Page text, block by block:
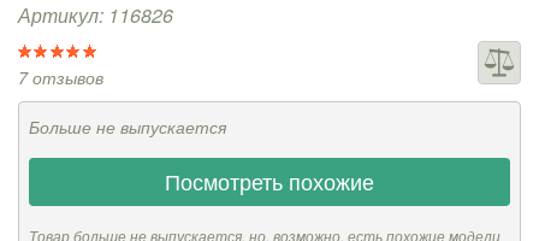
Артикул: 116826
7 отзывов
Больше не выпускается
Посмотреть похожие
Товар больше не выпускается, но, возможно, есть похожие модели